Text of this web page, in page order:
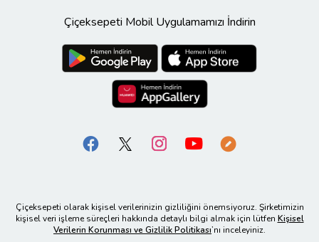
Çiçeksepeti Mobil Uygulamamızı İndirin
Çiçeksepeti olarak kişisel verilerinizin gizliliğini önemsiyoruz. Şirketimizin
kişisel veri işleme süreçleri hakkında detaylı bilgi almak için lütfen Kişisel
Verilerin Korunması ve Gizlilik Politikası’nı inceleyiniz.